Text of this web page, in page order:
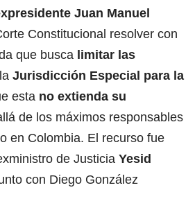
Juan Manuel
Constitucional resolver con
que busca limitar las
Jurisdicción Especial para la
esta no extienda su
de los máximos responsables
en Colombia. El recurso fue
de Justicia Yesid
con Diego González